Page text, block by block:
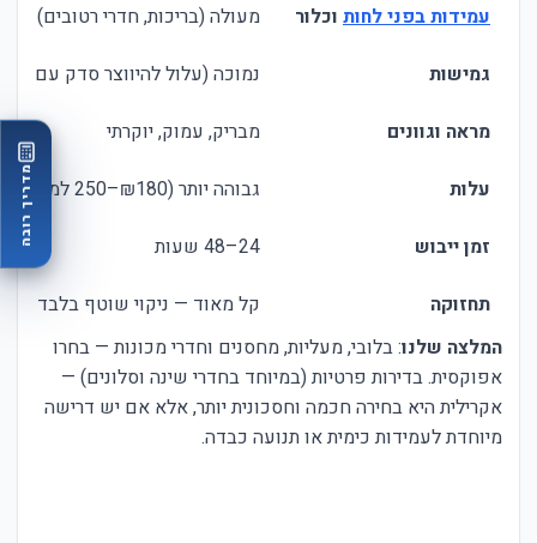
עמידות בפני לחות וכלור
מעולה (בריכות, חדרי רטובים)
גמישות
נמוכה (עלול להיווצר סדק עם זמן
מראה וגוונים
מבריק, עמוק, יוקרתי
עלות
גבוהה יותר (₪180–250 למ"ר, תלוי בעבודה)
זמן ייבוש
24–48 שעות
תחזוקה
קל מאוד — ניקוי שוטף בלבד
המלצה שלנו: בלובי, מעליות, מחסנים וחדרי מכונות — בחרו
אפוקסית. בדירות פרטיות (במיוחד בחדרי שינה וסלונים) —
אקרילית היא בחירה חכמה וחסכונית יותר, אלא אם יש דרישה
מיוחדת לעמידות כימית או תנועה כבדה.
מדריך רובה